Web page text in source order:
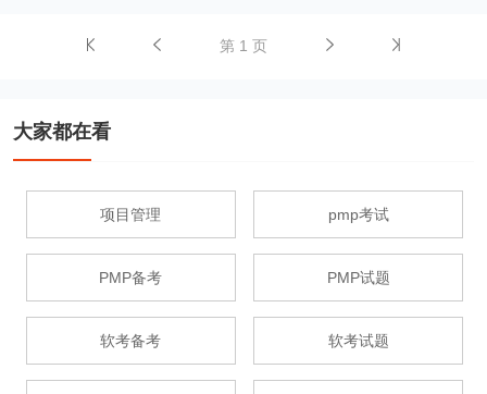
第 1 页
大家都在看
项目管理 pmp考试
PMP备考 PMP试题
软考备考 软考试题